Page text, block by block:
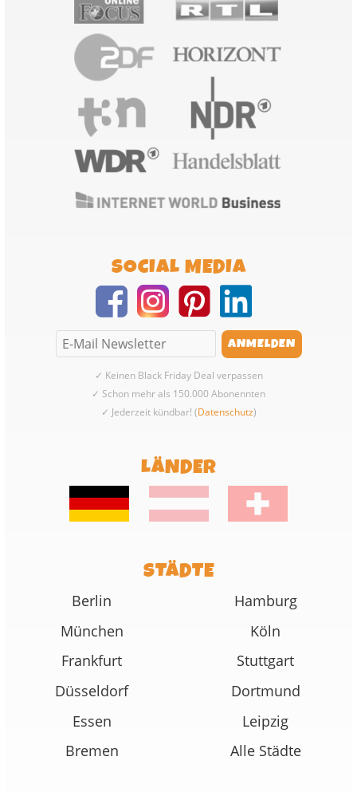
SOCIAL MEDIA
✓ Keinen Black Friday Deal verpassen
✓ Schon mehr als 150.000 Abonennten
✓ Jederzeit kündbar! (Datenschutz)
LÄNDER
STÄDTE
Berlin
Hamburg
München
Köln
Frankfurt
Stuttgart
Düsseldorf
Dortmund
Essen
Leipzig
Bremen
Alle Städte